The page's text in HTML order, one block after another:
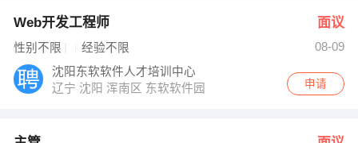
Web开发工程师 面议
性别不限 经验不限
08-09
沈阳东软软件人才培训中心
辽宁 沈阳 浑南区 东软软件园
申请